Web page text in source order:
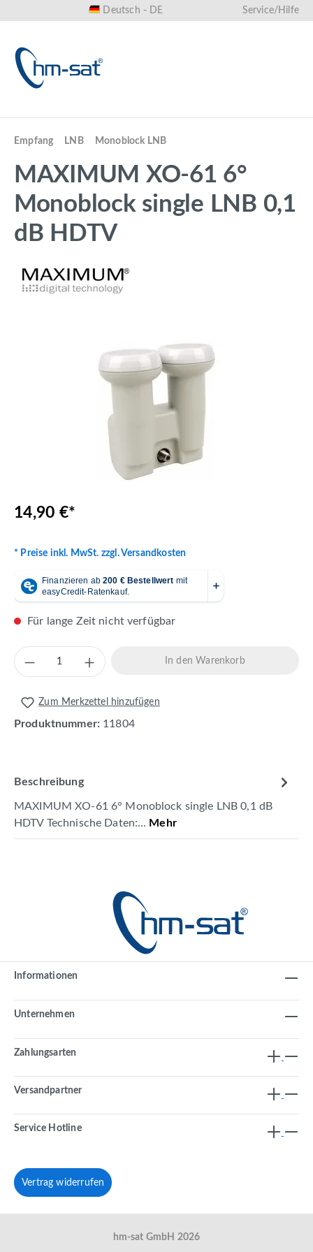
Deutsch - DE Service/Hilfe
Empfang LNB Monoblock LNB
MAXIMUM XO-61 6°
Monoblock single LNB 0,1
dB HDTV
14,90 €*
* Preise inkl. MwSt. zzgl. Versandkosten
Für lange Zeit nicht verfügbar
Produkt Anzahl: Gib den gewünschten
In den Warenkorb
Zum Merkzettel hinzufügen
Produktnummer: 11804
Beschreibung
MAXIMUM XO-61 6° Monoblock single LNB 0,1 dB
HDTV Technische Daten:… Mehr
Informationen
Unternehmen
Zahlungsarten
Versandpartner
Service Hotline
Vertrag widerrufen
hm-sat GmbH 2026